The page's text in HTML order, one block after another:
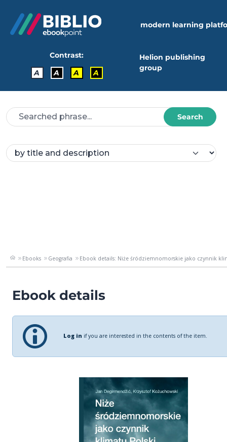
modern learning
Contrast:
A
A A A
Helion publishing
group
Search
Ebooks Geografia Ebook details: Niże śródziemnomorskie jako czynnik
Ebook details
Log in if you are interested in the contents of the item.